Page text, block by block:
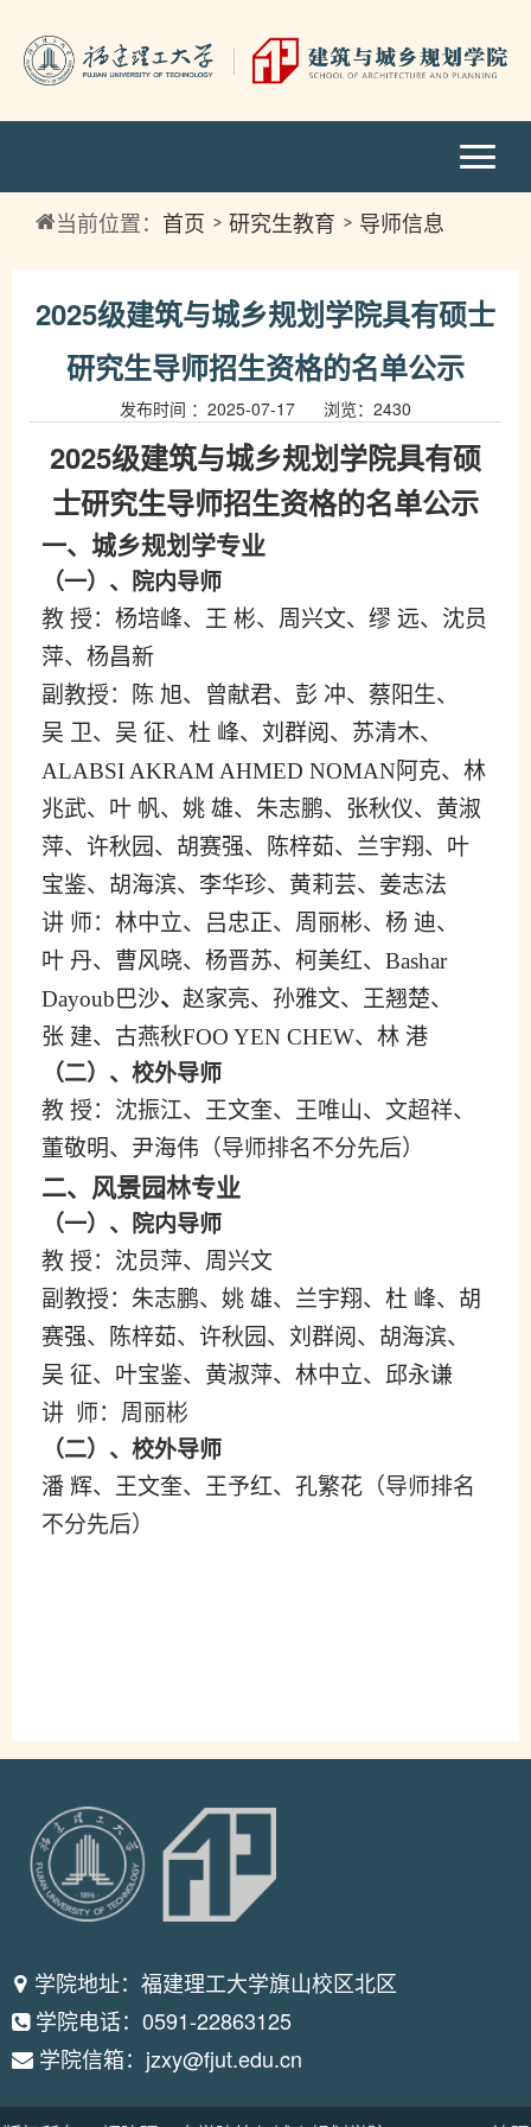
当前位置： 首页 研究生教育 导师信息
2025级建筑与城乡规划学院具有硕士
研究生导师招生资格的名单公示
发布时间 ：2025-07-17 浏览： 2430
2025级建筑与城乡规划学院具有硕
士研究生导师招生资格的名单公示
一、城乡规划学专业
（一）、院内导师
教 授： 杨培峰、 王 彬、 周兴文、 缪 远、 沈员
萍、 杨昌新
副教授：
陈 旭、 曾献君、 彭 冲、 蔡阳生、
吴 卫、 吴 征、 杜 峰、 刘群阅 、 苏清木、
ALABSI AKRAM AHMED NOMAN阿克、 林
兆武、 叶 帆、 姚 雄、 朱志鹏、 张秋仪、 黄淑
萍、 许秋园、 胡赛强、 陈梓茹、 兰宇翔、 叶
宝鉴、 胡海滨、 李华珍、 黄莉芸、 姜志法
讲 师： 林中立、 吕忠正、 周丽彬、 杨 迪、
叶 丹、 曹风晓、 杨晋苏、 柯美红、 Bashar
Dayoub巴沙、 赵家亮、 孙雅文、 王翘楚、
张 建、 古燕秋FOO YEN CHEW、 林 港
（二）、校外导师
教 授：沈振江、 王文奎、王唯山、文超祥、
董敬明、 尹海伟 （导师排名不分先后）
二、 风景园林专业
（一） 、院内导师
教 授： 沈员萍、 周兴文
副教授： 朱志鹏、 姚 雄、 兰宇翔、 杜 峰、 胡
赛强、 陈梓茹、 许秋园、 刘群阅 、 胡海滨、
吴 征、 叶宝鉴、 黄淑萍、 林中立、 邱永谦
讲 师：周丽彬
（二）、校外导师
潘 辉、 王文奎、 王予红、 孔繁花 （导师排名
不分先后）
学院地址：福建理工大学旗山校区北区
学院电话：0591-22863125
学院信箱：jzxy@fjut.edu.cn